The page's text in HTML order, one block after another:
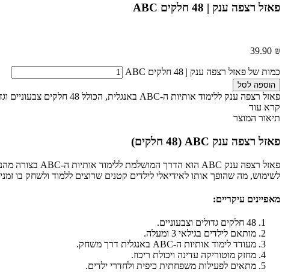
פאזל רצפה ענק | 48 חלקים ABC
39.90 ₪
כמות של פאזל רצפה ענק | 48 חלקים ABC
הוספה לסל
פאזל רצפה ענק ללימוד אותיות ה-ABC באנגלית, הכולל 48 חלקים צבעוניים וגדולים עם תמונות המחשה לכל אות.
קרא עוד
תיאור המוצר
פאזל רצפה ענק ABC (48 חלקים)
לשימוש, מה שהופך אותו לאידיאלי לילדים קטנים שרוצים ללמוד ולשחק בו
מאפיינים עיקריים:
48 חלקים גדולים וצבעוניים.
מותאם לילדים בגילאי 3 ומעלה.
מעודד לימוד אותיות ה-ABC באנגלית דרך משחק.
מחזק מוטוריקה עדינה ויכולת ריכוז.
מתאים לפעילות משפחתית כיפית ולחדרי ילדים.